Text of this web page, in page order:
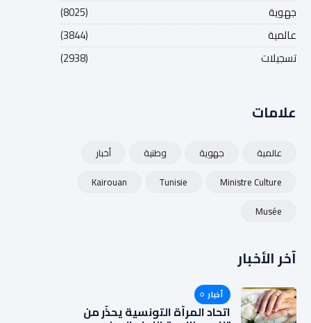
جهوية
(8025)
عالمية
(3844)
تسجيلات
(2938)
علامات
عالمية جهوية وطنية
أخبار
Ministre Culture
Tunisie
Kairouan
Musée
آخر الأخبار
أخبار
اتحاد المرأة التونسية يحذّر من